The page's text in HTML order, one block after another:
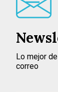
Lo mejor
correo